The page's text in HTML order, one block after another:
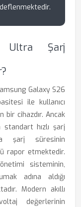
Ultra Şarj
Galaxy S26
ile kullanıcı
bir cihazdır. Ancak
standart hızlı şarj
şarj süresinin
rapor etmektedir.
sisteminin,
adına aldığı
Modern akıllı
değerlerinin